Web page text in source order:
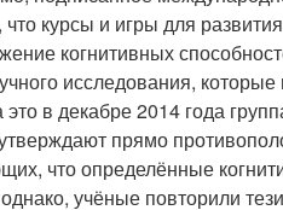
курсы и игры для
когнитивных
исследования,
в декабре 2014 года
прямо
что определённые
учёные повторили